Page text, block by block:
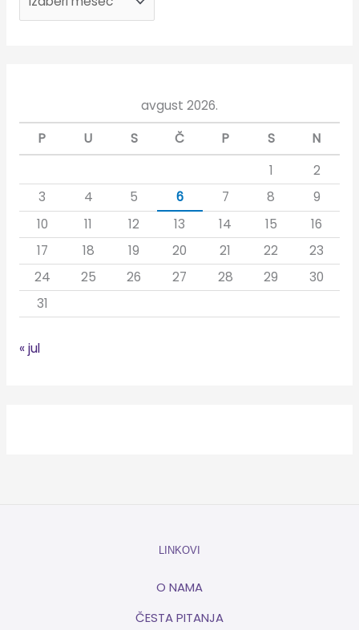
avgust 2026.
P
U S Č P S
N
1
2
3
4 5 6 7 8
9
10
11 12 13 14 15
16
17
18 19 20 21 22
23
24
25 26 27 28 29
30
31
« jul
LINKOVI
O NAMA
ČESTA PITANJA